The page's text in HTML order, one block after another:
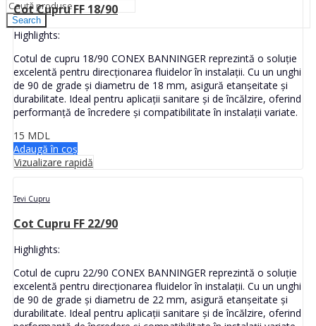
Search
Cot Cupru FF 18/90
Highlights:
Cotul de cupru 18/90 CONEX BANNINGER reprezintă o soluție
excelentă pentru direcționarea fluidelor în instalații. Cu un unghi
de 90 de grade și diametru de 18 mm, asigură etanșeitate și
durabilitate. Ideal pentru aplicații sanitare și de încălzire, oferind
performanță de încredere și compatibilitate în instalații variate.
15 MDL
Adaugă în coș
Vizualizare rapidă
Tevi Cupru
Cot Cupru FF 22/90
Highlights:
Cotul de cupru 22/90 CONEX BANNINGER reprezintă o soluție
excelentă pentru direcționarea fluidelor în instalații. Cu un unghi
de 90 de grade și diametru de 22 mm, asigură etanșeitate și
durabilitate. Ideal pentru aplicații sanitare și de încălzire, oferind